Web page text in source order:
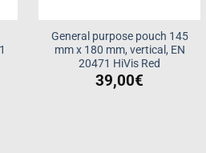
General purpose pouch 145
mm x 180 mm, vertical, EN
20471 HiVis Red
39,00€